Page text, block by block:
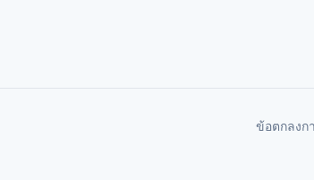
ข้อตกลงก